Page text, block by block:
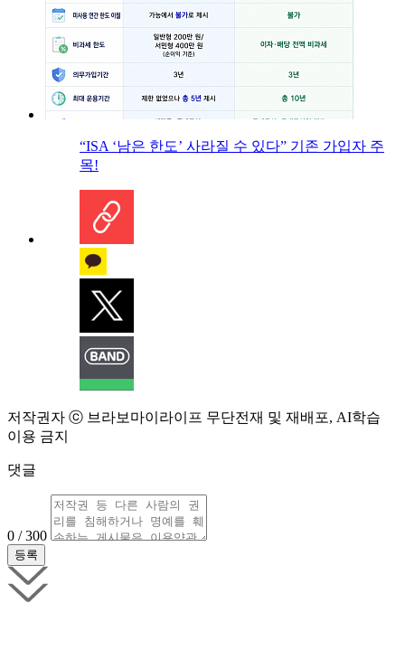
“ISA ‘남은 한도’ 사라질 수 있다” 기존 가입자 주
목!
저작권자 ⓒ 브라보마이라이프 무단전재 및 재배포, AI학습
이용 금지
댓글
0 / 300